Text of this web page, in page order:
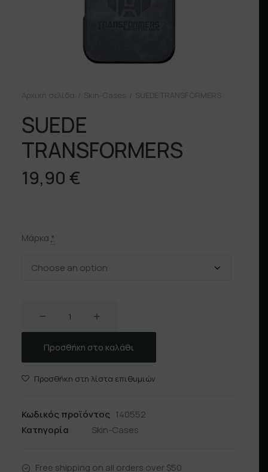
Αρχική σελίδα Skin-Cases SUEDE TRANSFORMERS
SUEDE
TRANSFORMERS
19,90 €
Μάρκα *
Προσθήκη στο καλάθι
Προσθήκη στη λίστα επιθυμιών
Κωδικός προϊόντος 140552
Κατηγορία
Skin-Cases
Free shipping on all orders over $50